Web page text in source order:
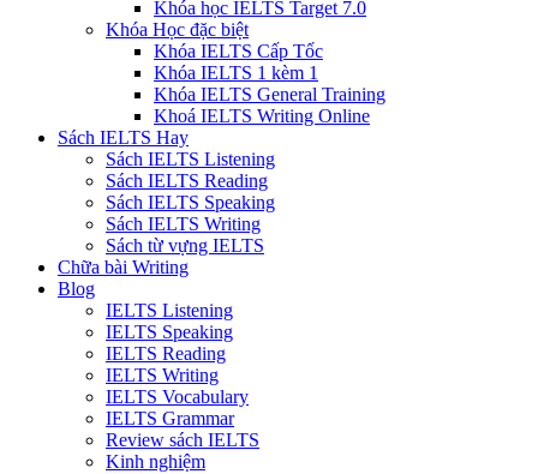
Khóa học IELTS Target 7.0
Khóa Học đặc biệt
Khóa IELTS Cấp Tốc
Khóa IELTS 1 kèm 1
Khóa IELTS General Training
Khoá IELTS Writing Online
Sách IELTS Hay
Sách IELTS Listening
Sách IELTS Reading
Sách IELTS Speaking
Sách IELTS Writing
Sách từ vựng IELTS
Chữa bài Writing
Blog
IELTS Listening
IELTS Speaking
IELTS Reading
IELTS Writing
IELTS Vocabulary
IELTS Grammar
Review sách IELTS
Kinh nghiệm